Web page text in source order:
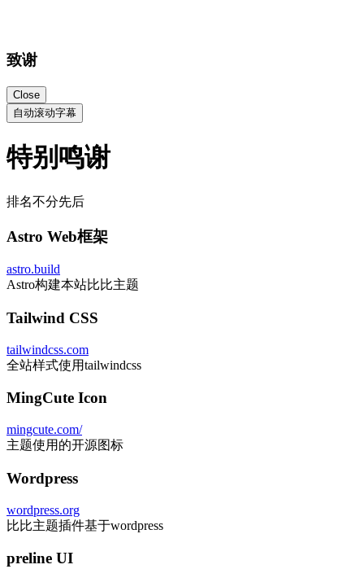
致谢
Close
自动滚动字幕
特别鸣谢
排名不分先后
Astro Web框架
astro.build
Astro构建本站比比主题
Tailwind CSS
tailwindcss.com
全站样式使用tailwindcss
MingCute Icon
mingcute.com/
主题使用的开源图标
Wordpress
wordpress.org
比比主题插件基于wordpress
preline UI